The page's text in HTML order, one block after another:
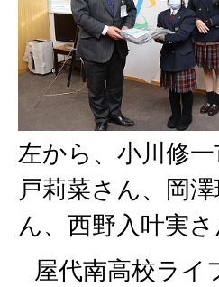
左から、小川修
戸莉菜さん、岡澤
ん、西野入叶実さ
屋代南高校ライ